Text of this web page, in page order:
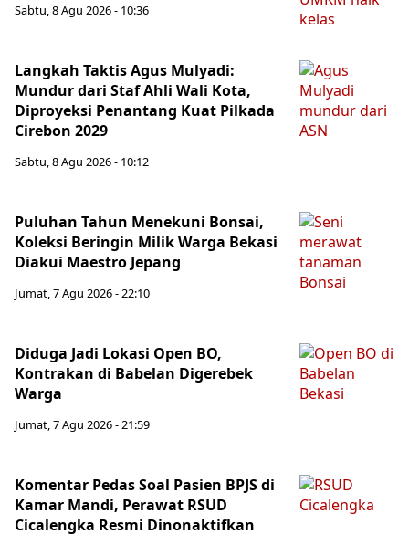
Sabtu, 8 Agu 2026 - 10:36
Langkah Taktis Agus Mulyadi:
Mundur dari Staf Ahli Wali Kota,
Diproyeksi Penantang Kuat Pilkada
Cirebon 2029
Sabtu, 8 Agu 2026 - 10:12
Puluhan Tahun Menekuni Bonsai,
Koleksi Beringin Milik Warga Bekasi
Diakui Maestro Jepang
Jumat, 7 Agu 2026 - 22:10
Diduga Jadi Lokasi Open BO,
Kontrakan di Babelan Digerebek
Warga
Jumat, 7 Agu 2026 - 21:59
Komentar Pedas Soal Pasien BPJS di
Kamar Mandi, Perawat RSUD
Cicalengka Resmi Dinonaktifkan